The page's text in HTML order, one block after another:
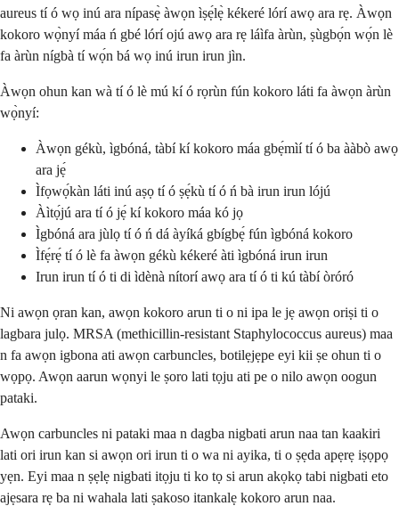
aureus tí ó wọ inú ara nípasẹ̀ àwọn ìṣẹ́lẹ̀ kékeré lórí awọ ara rẹ. Àwọn
kokoro wọ̀nyí máa ń gbé lórí ojú awọ ara rẹ láìfa àrùn, ṣùgbọ́n wọ́n lè
fa àrùn nígbà tí wọ́n bá wọ inú irun irun jìn.
Àwọn ohun kan wà tí ó lè mú kí ó rọrùn fún kokoro láti fa àwọn àrùn
wọ̀nyí:
Àwọn gékù, ìgbóná, tàbí kí kokoro máa gbẹ́mìí tí ó ba ààbò awọ
ara jẹ́
Ìfọwọ́kàn láti inú aṣọ tí ó ṣẹ́kù tí ó ń bà irun irun lójú
Àìtọ́jú ara tí ó jẹ́ kí kokoro máa kó jọ
Ìgbóná ara jùlọ tí ó ń dá àyíká gbígbẹ́ fún ìgbóná kokoro
Ìfẹ́rẹ́ tí ó lè fa àwọn gékù kékeré àti ìgbóná irun irun
Irun irun tí ó ti di ìdènà nítorí awọ ara tí ó ti kú tàbí òróró
Ni awọn ọran kan, awọn kokoro arun ti o ni ipa le jẹ awọn oriṣi ti o
lagbara julọ. MRSA (methicillin-resistant Staphylococcus aureus) maa
n fa awọn igbona ati awọn carbuncles, botilẹjẹpe eyi kii ṣe ohun ti o
wọpọ. Awọn aarun wọnyi le ṣoro lati tọju ati pe o nilo awọn oogun
pataki.
Awọn carbuncles ni pataki maa n dagba nigbati arun naa tan kaakiri
lati ori irun kan si awọn ori irun ti o wa ni ayika, ti o ṣẹda apẹrẹ iṣọpọ
yẹn. Eyi maa n ṣẹlẹ nigbati itọju ti ko tọ si arun akọkọ tabi nigbati eto
ajẹsara rẹ ba ni wahala lati ṣakoso itankalẹ kokoro arun naa.